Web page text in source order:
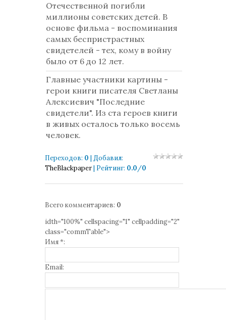
Отечественной погибли
миллионы советских детей. В
основе фильма - воспоминания
самых беспристрастных
свидетелей - тех, кому в войну
было от 6 до 12 лет.
Главные участники картины -
герои книги писателя Светланы
Алексиевич "Последние
свидетели". Из ста героев книги
в живых осталось только восемь
человек.
Переходов: 0 | Добавил:
TheBlackpaper| Рейтинг: 0.0/0
Всего комментариев: 0
idth="100%" cellspacing="1" cellpadding="2"
class="commTable">
Имя *:
Email: